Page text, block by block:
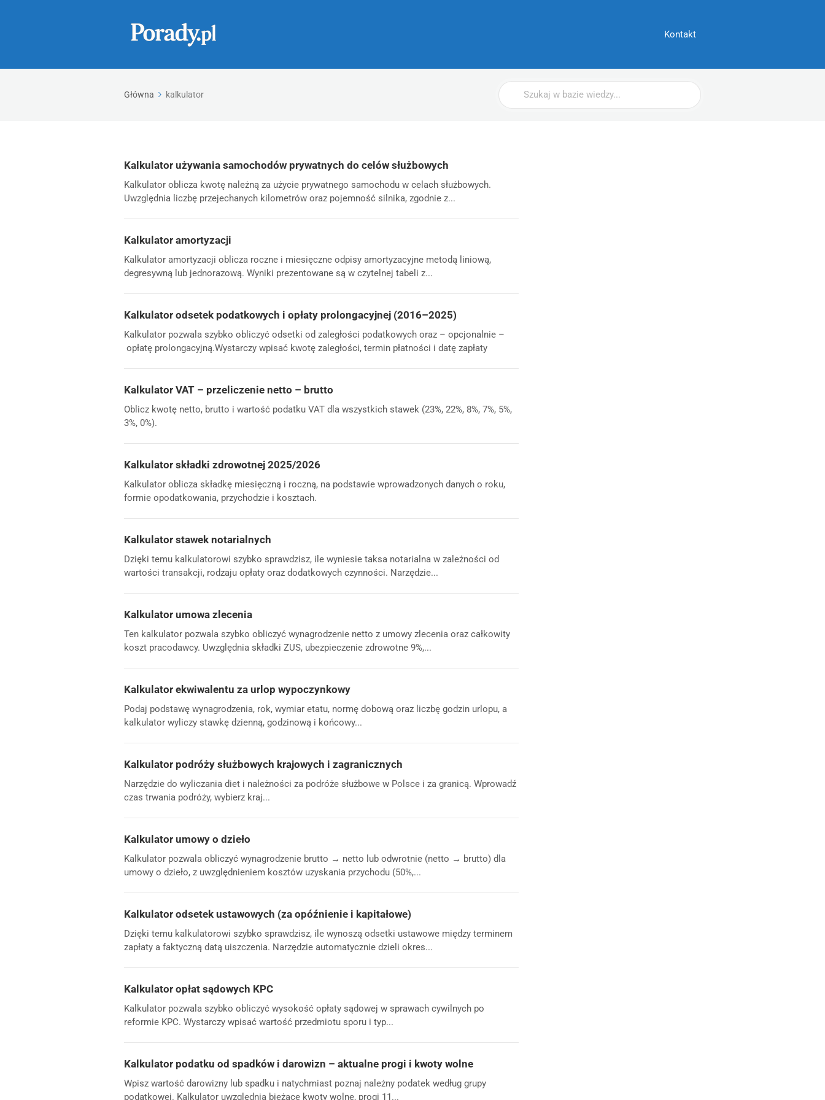
Kontakt
Główna kalkulator Wyszukaj
Kalkulator używania samochodów prywatnych do celów służbowych
Kalkulator oblicza kwotę należną za użycie prywatnego samochodu w celach służbowych.
Uwzględnia liczbę przejechanych kilometrów oraz pojemność silnika, zgodnie z...
Kalkulator amortyzacji
Kalkulator amortyzacji oblicza roczne i miesięczne odpisy amortyzacyjne metodą liniową,
degresywną lub jednorazową. Wyniki prezentowane są w czytelnej tabeli z...
Kalkulator odsetek podatkowych i opłaty prolongacyjnej (2016–2025)
Kalkulator pozwala szybko obliczyć odsetki od zaległości podatkowych oraz – opcjonalnie –
opłatę prolongacyjną.Wystarczy wpisać kwotę zaległości, termin płatności i datę zapłaty
Kalkulator VAT – przeliczenie netto – brutto
Oblicz kwotę netto, brutto i wartość podatku VAT dla wszystkich stawek (23%, 22%, 8%, 7%, 5%,
3%, 0%).
Kalkulator składki zdrowotnej 2025/2026
Kalkulator oblicza składkę miesięczną i roczną, na podstawie wprowadzonych danych o roku,
formie opodatkowania, przychodzie i kosztach.
Kalkulator stawek notarialnych
Dzięki temu kalkulatorowi szybko sprawdzisz, ile wyniesie taksa notarialna w zależności od
wartości transakcji, rodzaju opłaty oraz dodatkowych czynności. Narzędzie...
Kalkulator umowa zlecenia
Ten kalkulator pozwala szybko obliczyć wynagrodzenie netto z umowy zlecenia oraz całkowity
koszt pracodawcy. Uwzględnia składki ZUS, ubezpieczenie zdrowotne 9%,...
Kalkulator ekwiwalentu za urlop wypoczynkowy
Podaj podstawę wynagrodzenia, rok, wymiar etatu, normę dobową oraz liczbę godzin urlopu, a
kalkulator wyliczy stawkę dzienną, godzinową i końcowy...
Kalkulator podróży służbowych krajowych i zagranicznych
Narzędzie do wyliczania diet i należności za podróże służbowe w Polsce i za granicą. Wprowadź
czas trwania podróży, wybierz kraj...
Kalkulator umowy o dzieło
Kalkulator pozwala obliczyć wynagrodzenie brutto → netto lub odwrotnie (netto → brutto) dla
umowy o dzieło, z uwzględnieniem kosztów uzyskania przychodu (50%,...
Kalkulator odsetek ustawowych (za opóźnienie i kapitałowe)
Dzięki temu kalkulatorowi szybko sprawdzisz, ile wynoszą odsetki ustawowe między terminem
zapłaty a faktyczną datą uiszczenia. Narzędzie automatycznie dzieli okres...
Kalkulator opłat sądowych KPC
Kalkulator pozwala szybko obliczyć wysokość opłaty sądowej w sprawach cywilnych po
reformie KPC. Wystarczy wpisać wartość przedmiotu sporu i typ...
Kalkulator podatku od spadków i darowizn – aktualne progi i kwoty wolne
Wpisz wartość darowizny lub spadku i natychmiast poznaj należny podatek według grupy
podatkowej. Kalkulator uwzględnia bieżące kwoty wolne, progi 11...